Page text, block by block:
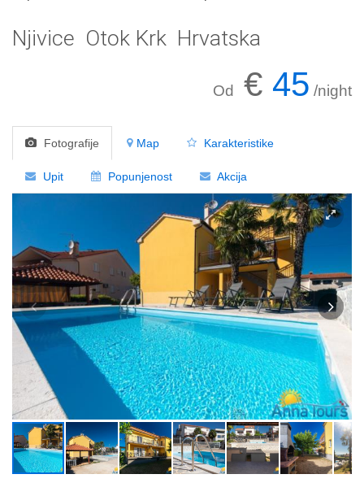
Njivice Otok Krk Hrvatska
Od € 45 /night
Fotografije Map Karakteristike
Upit Popunjenost Akcija